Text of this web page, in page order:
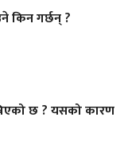
किन गर्छन् ?
छ ? यसको कारण